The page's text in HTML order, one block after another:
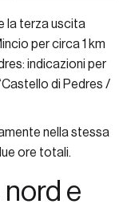
la terza uscita
per circa 1 km
indicazioni per
di Pedres /
nella stessa
ore totali.
e